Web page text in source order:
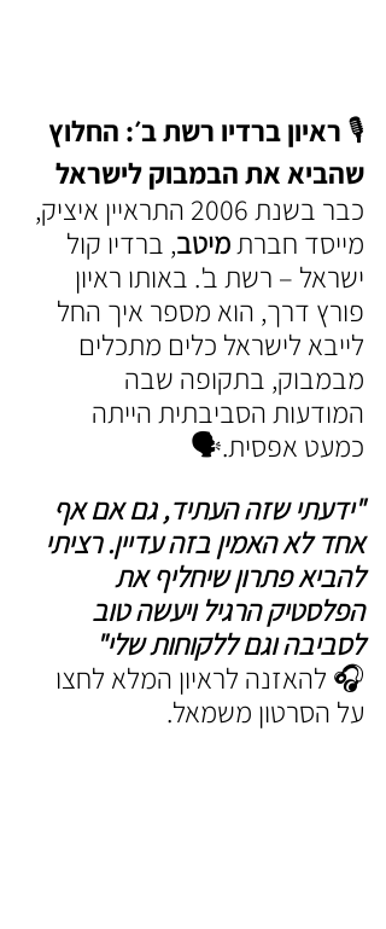
🎙️ ראיון ברדיו רשת ב׳: החלוץ
שהביא את הבמבוק לישראל
כבר בשנת 2006 התראיין איציק,
מייסד חברת מיטב, ברדיו קול
ישראל – רשת ב'. באותו ראיון
פורץ דרך, הוא מספר איך החל
לייבא לישראל כלים מתכלים
מבמבוק, בתקופה שבה
המודעות הסביבתית הייתה
כמעט אפסית.🗣️
"ידעתי שזה העתיד, גם אם אף
אחד לא האמין בזה עדיין. רציתי
להביא פתרון שיחליף את
הפלסטיק הרגיל ויעשה טוב
לסביבה וגם ללקוחות שלי"
🎧 להאזנה לראיון המלא לחצו
על הסרטון משמאל.